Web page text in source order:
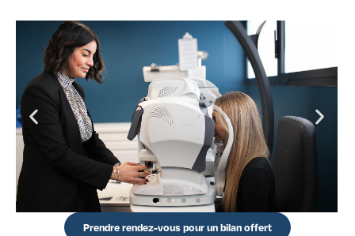
Prendre rendez-vous pour un bilan offert